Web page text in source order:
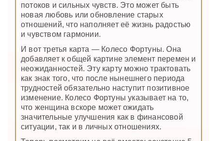
потоков и сильных чувств. Это может быть
новая любовь или обновление старых
отношений, что наполняет её жизнь радостью
и чувством гармонии.
И вот третья карта — Колесо Фортуны. Она
добавляет к общей картине элемент перемен и
неожиданностей. Эту карту можно трактовать
как знак того, что после нынешнего периода
трудностей обязательно наступит позитивное
изменение. Колесо Фортуны указывает на то,
что женщина вскоре может ожидать
значительные улучшения как в финансовой
ситуации, так и в личных отношениях.